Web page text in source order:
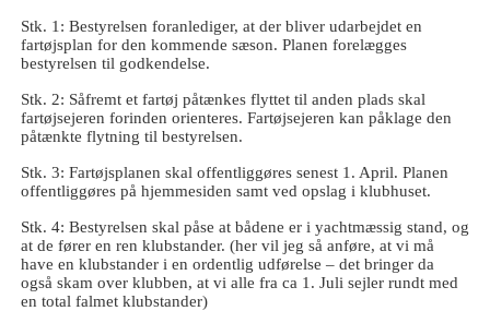
Stk. 1: Bestyrelsen foranlediger, at der bliver udarbejdet en
fartøjsplan for den kommende sæson. Planen forelægges
bestyrelsen til godkendelse.
Stk. 2: Såfremt et fartøj påtænkes flyttet til anden plads skal
fartøjsejeren forinden orienteres. Fartøjsejeren kan påklage den
påtænkte flytning til bestyrelsen.
Stk. 3: Fartøjsplanen skal offentliggøres senest 1. April. Planen
offentliggøres på hjemmesiden samt ved opslag i klubhuset.
Stk. 4: Bestyrelsen skal påse at bådene er i yachtmæssig stand, og
at de fører en ren klubstander. (her vil jeg så anføre, at vi må
have en klubstander i en ordentlig udførelse – det bringer da
også skam over klubben, at vi alle fra ca 1. Juli sejler rundt med
en total falmet klubstander)